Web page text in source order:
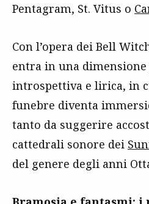
Pentagram, St. Vitus o
Con l’opera dei Bell
entra in una
introspettiva e lirica, in
funebre diventa
tanto da suggerire
cattedrali sonore dei
del genere degli anni